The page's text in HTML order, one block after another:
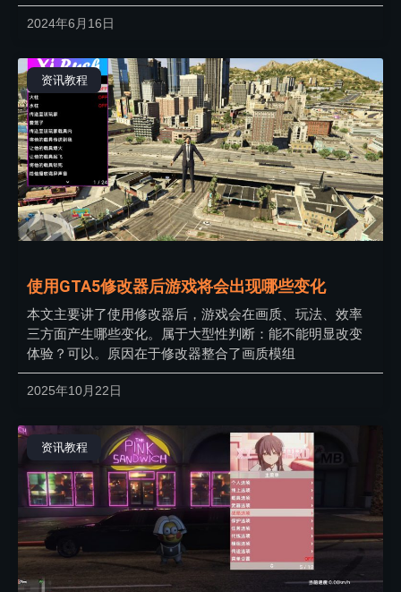
2024年6月16日
资讯教程
使用GTA5修改器后游戏将会出现哪些变化
本文主要讲了使用修改器后，游戏会在画质、玩法、效率
三方面产生哪些变化。属于大型性判断：能不能明显改变
体验？可以。原因在于修改器整合了画质模组
2025年10月22日
资讯教程